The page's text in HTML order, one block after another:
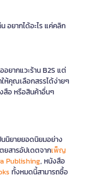
อยากได้อะไร แค่คลิก
ยากแวะร้าน B2S แต่
ให้คุณเลือกสรรได้ง่ายๆ
สือ หรือสินค้าอื่นๆ
นนิยายยอดนิยมอย่าง
ยสารอัปเดตจากเพ็ญ
Publishing, หนังสือ
ทั้งหมดนี้สามารถซื้อ